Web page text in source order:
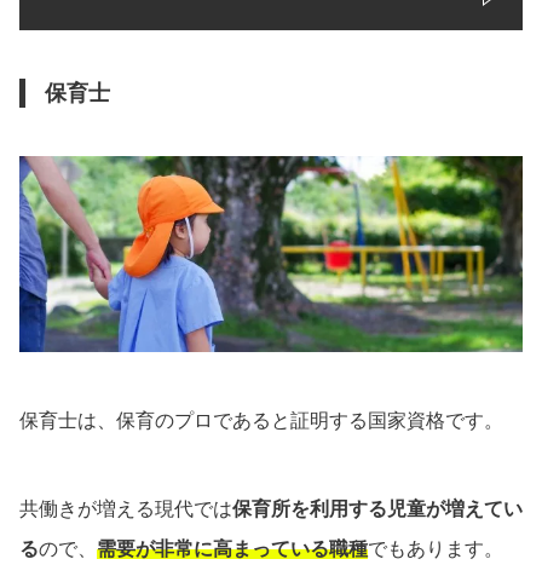
保育士
保育士は、保育のプロであると証明する国家資格です。
共働きが増える現代では保育所を利用する児童が増えてい
るので、 需要が非常に高まっている職種でもあります。